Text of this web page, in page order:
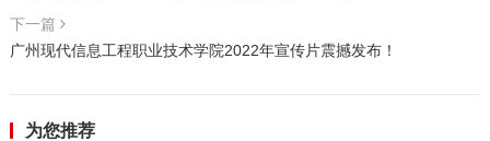
下一篇
广州现代信息工程职业技术学院2022年宣传片震撼发布！
为您推荐